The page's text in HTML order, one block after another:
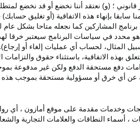
؛ (و) نعتقد أننا نخضع أو قد نخضع
سابقا بإنهاء هذه الاتفاقية (أو تغليق
برنامج المشاركين كما نجعله متاحا بشكل
(أ)، فإن أي انتهاك للقسم ٥ وكما هو محدد في سياسات
المثال، لحساب أي عمليات إلغاء أو
بهذه
الاتفاقية، باستثناء حقوق
دفع مستحقة
الدفع ولكن غير مدفوعة
عن أي خرق أو مسؤولية مستحقة بموجب هذه
وخدمات مقدمة على موقع أمازون ، أي
، أسماء النطاقات والعلامات التجارية